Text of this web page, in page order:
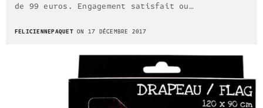
de 99 euros. Engagement satisfait ou…
FELICIENNEPAQUETON 17 DÉCEMBRE 2017